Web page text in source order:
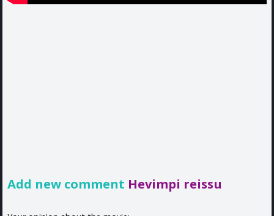
Add new comment Hevimpi reissu